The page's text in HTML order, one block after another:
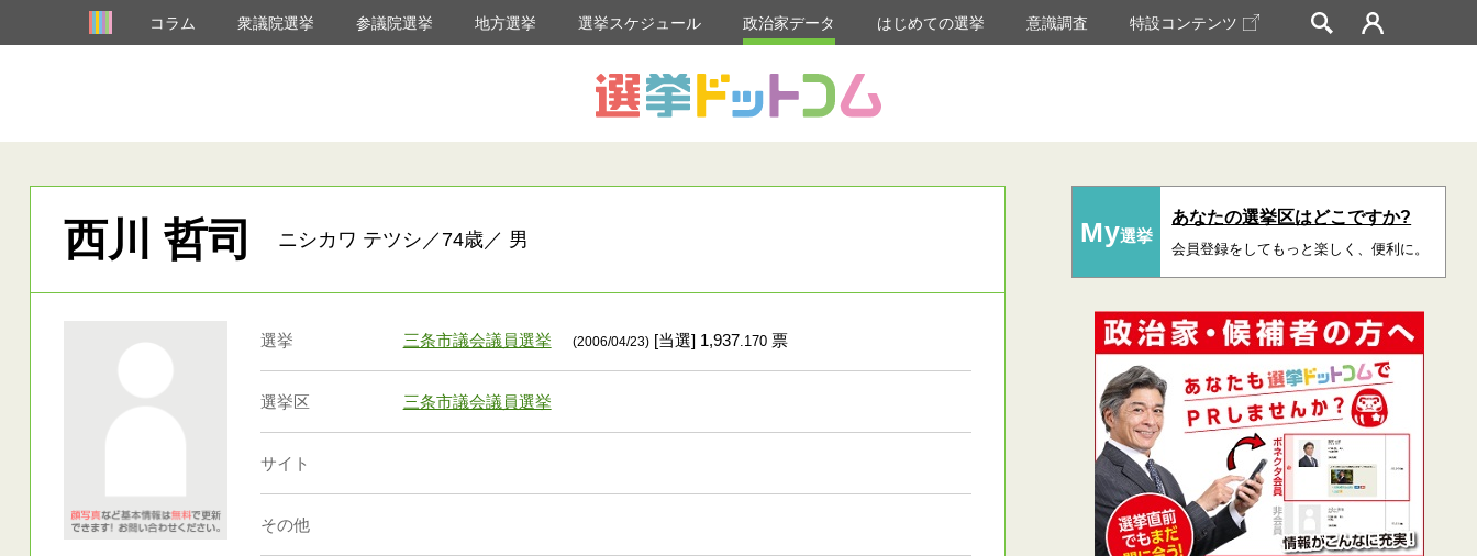
コラム 衆議院選挙 参議院選挙 地方選挙 選挙スケジュール 政治家データ はじめての選挙 意識調査 特設コンテンツ
西川 哲司 ニシカワ テツシ／74歳／ 男
選挙 三条市議会議員選挙 (2006/04/23)[当選] 1,937.170票
選挙区 三条市議会議員選挙
サイト
その他
My選挙
あなたの選挙区はどこですか?
会員登録をしてもっと楽しく、便利に。